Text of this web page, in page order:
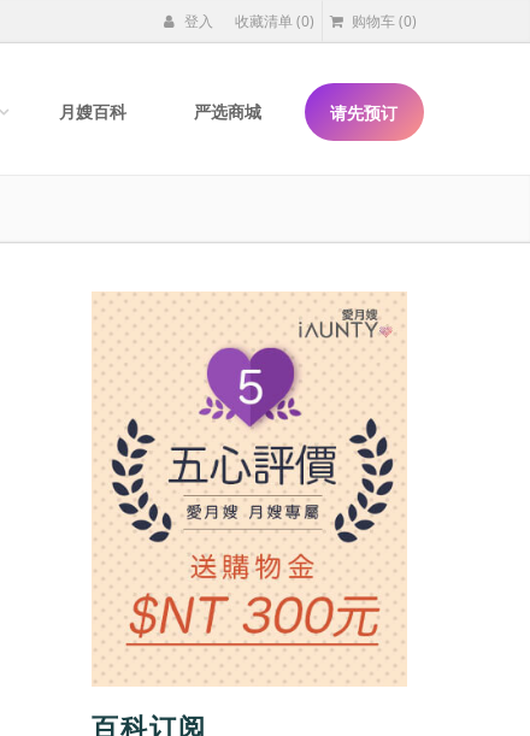
登入 收藏清单(0) 购物车(0)
月嫂百科 严选商城 请先预订
百科订阅